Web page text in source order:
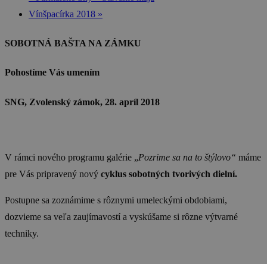
Vínšpacírka 2018 »
SOBOTNÁ BAŠTA NA ZÁMKU
Pohostíme Vás umením
SNG, Zvolenský zámok, 28. apríl 2018
V rámci nového programu galérie „Pozrime sa na to štýlovo“ máme
pre Vás pripravený nový cyklus sobotných tvorivých dielní.
Postupne sa zoznámime s rôznymi umeleckými obdobiami,
dozvieme sa veľa zaujímavostí a vyskúšame si rôzne výtvarné
techniky.